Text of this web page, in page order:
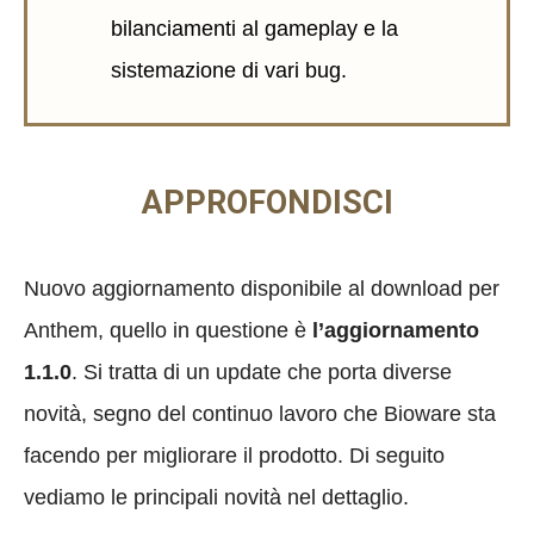
bilanciamenti al gameplay e la
sistemazione di vari bug.
APPROFONDISCI
Nuovo aggiornamento disponibile al download per
Anthem, quello in questione è l’aggiornamento
1.1.0. Si tratta di un update che porta diverse
novità, segno del continuo lavoro che Bioware sta
facendo per migliorare il prodotto. Di seguito
vediamo le principali novità nel dettaglio.